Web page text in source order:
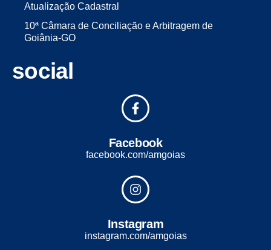
Atualização Cadastral
10ª Câmara de Conciliação e Arbitragem de
Goiânia-GO
social
Facebook
facebook.com/amgoias
Instagram
instagram.com/amgoias